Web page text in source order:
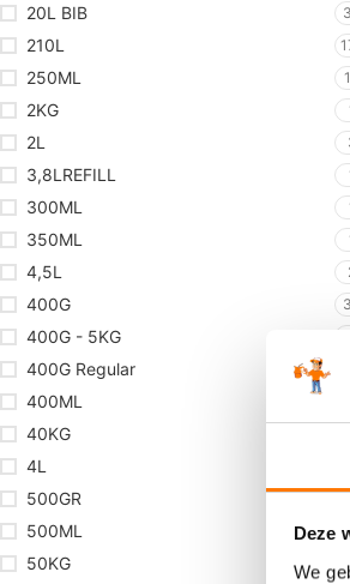
Deze
We
20L BIB
210L
250ML
2KG
2L
3,8LREFILL
300ML
350ML
4,5L
400G
400G - 5KG
400G Regular
400ML
40KG
4L
500GR
500ML
50KG